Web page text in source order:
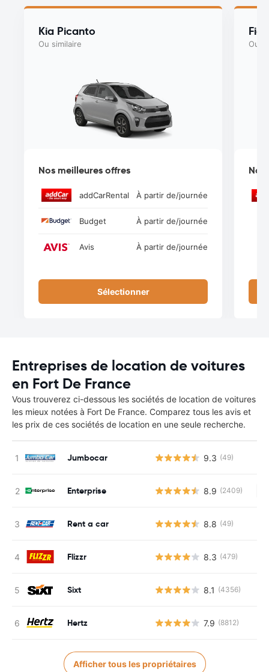
Kia Picanto
Ou similaire
Nos meilleures offres
addCarRental À partir de/journée
Budget À partir de/journée
Avis À partir de/journée
Sélectionner
Ou
Nos
Entreprises de location de voitures
en Fort De France
Vous trouverez ci-dessous les sociétés de location de voitures
les mieux notées à Fort De France. Comparez tous les avis et
les prix de ces sociétés de location en une seule recherche.
Jumbocar 9.3 (49)
Enterprise 8.9 (2409)
Rent a car 8.8 (49)
Flizzr 8.3 (479)
Sixt 8.1 (4356)
Hertz 7.9 (8812)
Afficher tous les propriétaires